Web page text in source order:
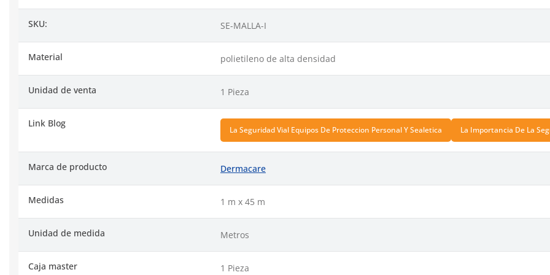
SKU: SE-MALLA-I
Material polietileno de alta densidad
Unidad de venta 1 Pieza
Link Blog
La Seguridad Vial Equipos De Proteccion Personal Y Sealetica La Importancia De La
Marca de producto Dermacare
Medidas 1 m x 45 m
Unidad de medida Metros
Caja master 1 Pieza